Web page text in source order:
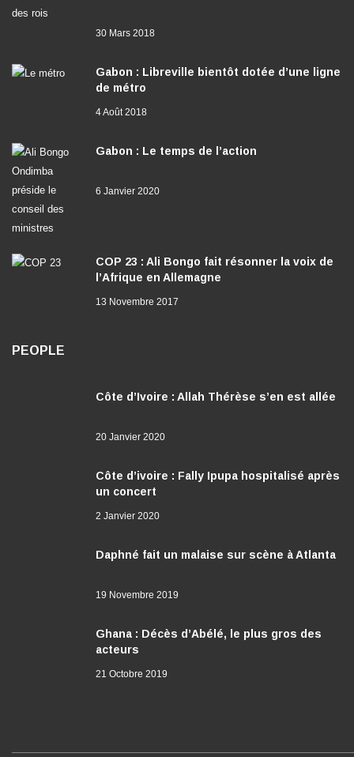
30 Mars 2018
Gabon : Libreville bientôt dotée d’une ligne
de métro
4 Août 2018
Gabon : Le temps de l’action
6 Janvier 2020
COP 23 : Ali Bongo fait résonner la voix de
l’Afrique en Allemagne
13 Novembre 2017
PEOPLE
Côte d’Ivoire : Allah Thérèse s’en est allée
20 Janvier 2020
Côte d’ivoire : Fally Ipupa hospitalisé après
un concert
2 Janvier 2020
Daphné fait un malaise sur scène à Atlanta
19 Novembre 2019
Ghana : Décès d’Abélé, le plus gros des
acteurs
21 Octobre 2019